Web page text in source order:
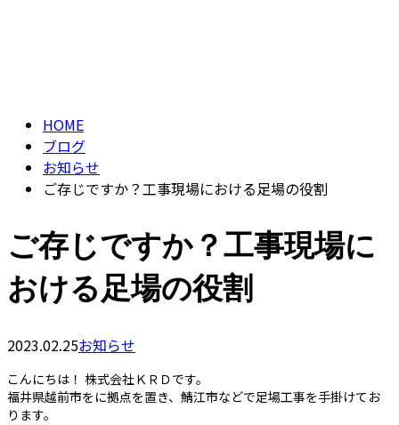
HOME
ブログ
お知らせ
ご存じですか？工事現場における足場の役割
ご存じですか？工事現場に
おける足場の役割
2023.02.25お知らせ
こんにちは！ 株式会社ＫＲＤです。
福井県越前市をに拠点を置き、鯖江市などで足場工事を手掛けてお
ります。